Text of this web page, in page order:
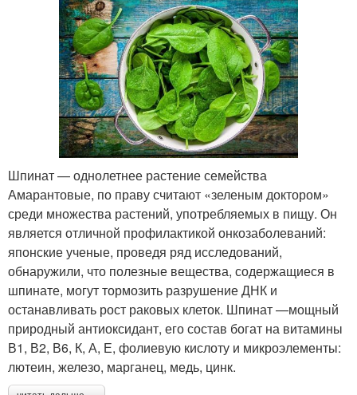
Шпинат — однолетнее растение семейства
Амарантовые, по праву считают «зеленым доктором»
среди множества растений, употребляемых в пищу. Он
является отличной профилактикой онкозаболеваний:
японские ученые, проведя ряд исследований,
обнаружили, что полезные вещества, содержащиеся в
шпинате, могут тормозить разрушение ДНК и
останавливать рост раковых клеток. Шпинат —мощный
природный антиоксидант, его состав богат на витамины
В1, В2, В6, К, А, Е, фолиевую кислоту и микроэлементы:
лютеин, железо, марганец, медь, цинк.